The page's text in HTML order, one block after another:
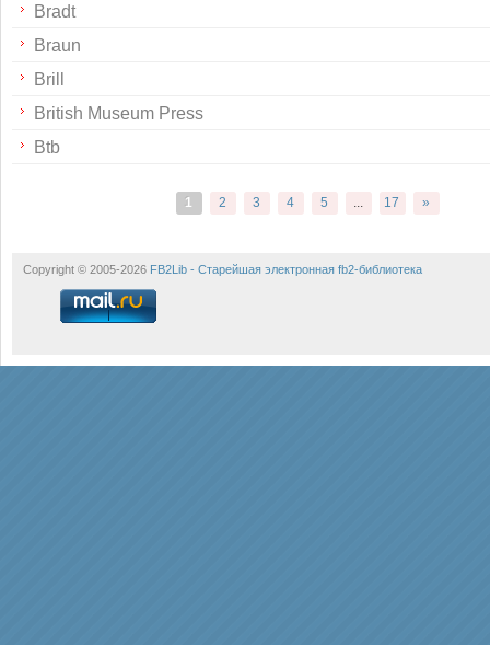
Bradt
Braun
Brill
British Museum Press
Btb
1 2 3 4 5 ... 17 »
Copyright © 2005-2026 FB2Lib - Старейшая электронная fb2-библиотека